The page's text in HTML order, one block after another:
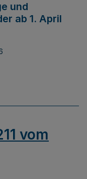
und
ab 1. April
vom